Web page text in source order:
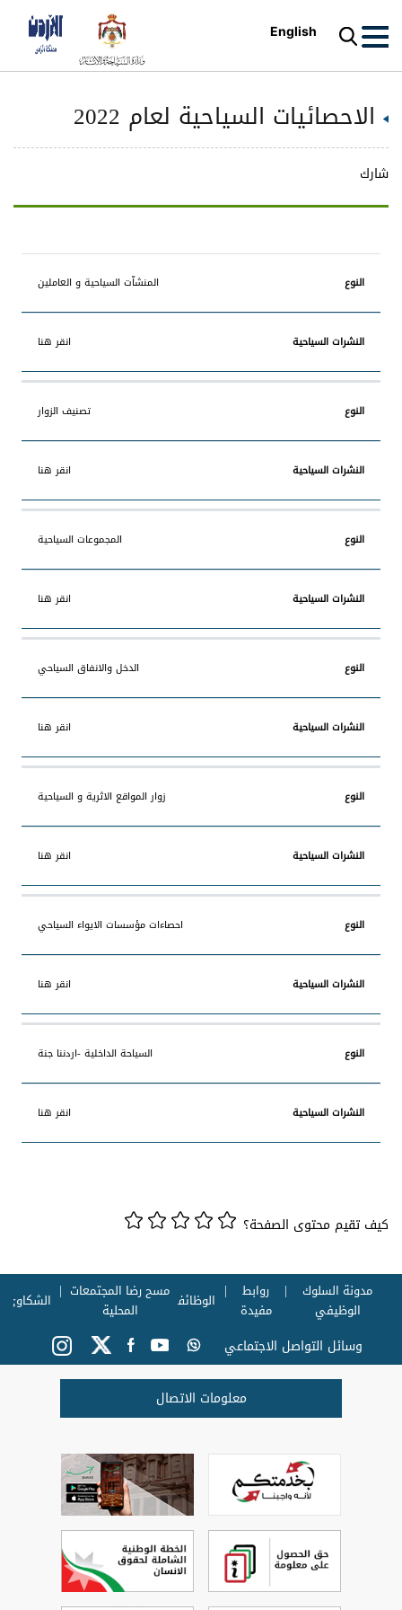
English
الاحصائيات السياحية لعام 2022
شارك
النوع
المنشآت السياحية و العاملين
انقر هنا
تصنيف الزوار
انقر هنا
المجموعات السياحية
انقر هنا
الدخل والانفاق السياحي
انقر هنا
زوار المواقع الاثرية و السياحية
انقر هنا
احصاءات مؤسسات الايواء السياحي
انقر هنا
السياحة الداخلية -اردننا جنة
انقر هنا
كيف تقيم محتوى الصفحة؟
مدونة السلوك
الوظيفي
روابط
مفيدة
الوظائف مسح رضا المجتمعات
المحلية
الشكاوي
وسائل التواصل الاجتماعي
معلومات الاتصال